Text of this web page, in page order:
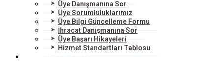
Üye Danışmanına Sor
Üye Sorumluluklarımız
Üye Bilgi Güncelleme Formu
İhracat Danışmanına Sor
Üye Başarı Hikayeleri
Hizmet Standartları Tablosu